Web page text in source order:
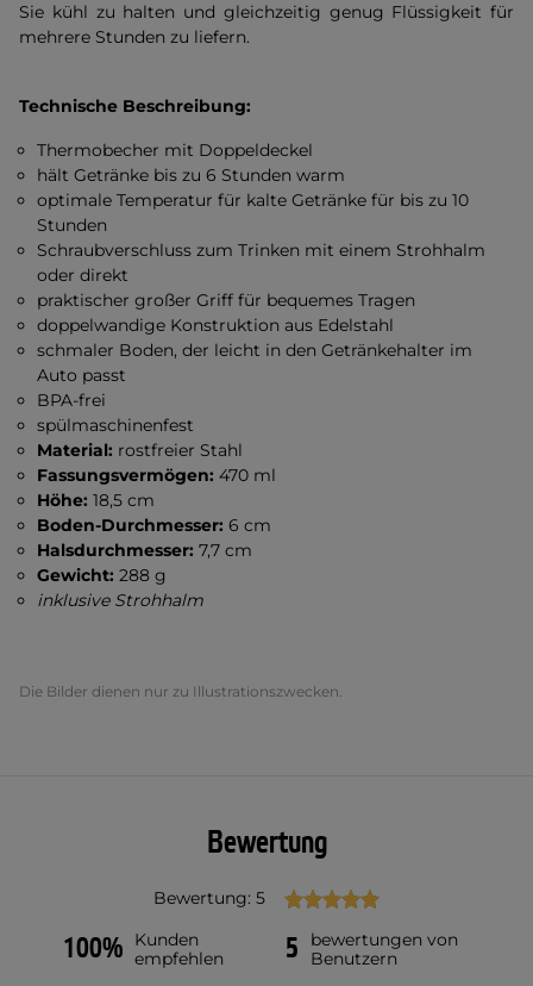
Sie kühl zu halten und gleichzeitig genug Flüssigkeit für
mehrere Stunden zu liefern.
Technische Beschreibung:
Thermobecher mit Doppeldeckel
hält Getränke bis zu 6 Stunden warm
optimale Temperatur für kalte Getränke für bis zu 10
Stunden
Schraubverschluss zum Trinken mit einem Strohhalm
oder direkt
praktischer großer Griff für bequemes Tragen
doppelwandige Konstruktion aus Edelstahl
schmaler Boden, der leicht in den Getränkehalter im
Auto passt
BPA-frei
spülmaschinenfest
Material: rostfreier Stahl
Fassungsvermögen:470 ml
Höhe:18,5 cm
Boden-Durchmesser: 6 cm
Halsdurchmesser: 7,7 cm
Gewicht:288 g
inklusive Strohhalm
Die Bilder dienen nur zu Illustrationszwecken.
Bewertung
Bewertung: 5
100%
Kunden
empfehlen
5
bewertungen von
Benutzern